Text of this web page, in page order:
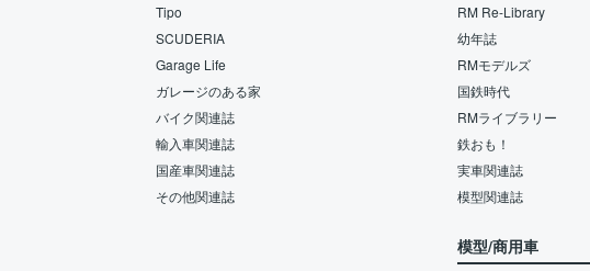
Tipo
SCUDERIA
Garage Life
ガレージのある家
バイク関連誌
輸入車関連誌
国産車関連誌
その他関連誌
RM Re-Library
幼年誌
RMモデルズ
国鉄時代
RMライブラリー
鉄おも！
実車関連誌
模型関連誌
模型/商用車